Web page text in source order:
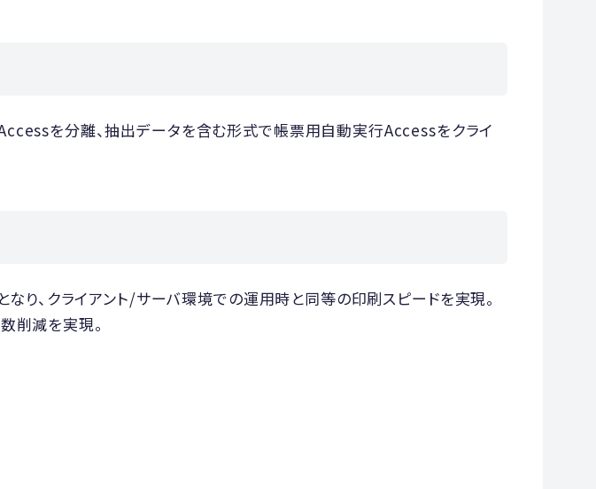
を分離、抽出データを含む形式で帳票用自動実行Accessをクライ
り、クライアント/サーバ環境での運用時と同等の印刷スピードを実現。
削減を実現。